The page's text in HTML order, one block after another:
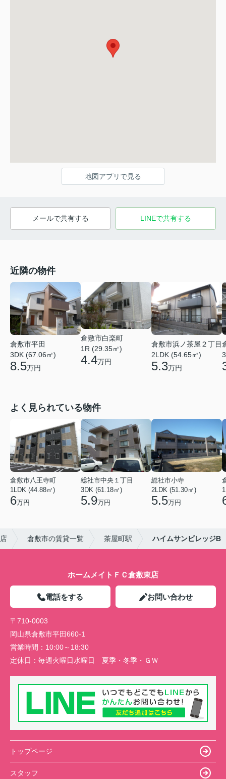
地図アプリで見る
メールで共有する LINEで共有する
近隣の物件
倉敷市平田
3DK (67.06㎡)
8.5万円
倉敷市白楽町
1R (29.35㎡)
4.4万円
倉敷市浜ノ茶屋２丁目
2LDK (54.65㎡)
5.3万円
よく見られている物件
倉敷市八王寺町
1LDK (44.88㎡)
6万円
総社市中央１丁目
3DK (61.18㎡)
5.9万円
総社市小寺
2LDK (51.30㎡)
5.5万円
倉敷市の賃貸一覧 茶屋町駅 ハイムサンビレッジB
ホームメイトＦＣ倉敷東店
電話をする お問い合わせ
〒710-0003
岡山県倉敷市平田660-1
営業時間： 10:00～18:30
定休日： 毎週火曜日水曜日 夏季・冬季・ＧＷ
トップページ
スタッフ